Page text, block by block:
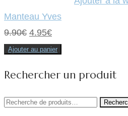
Manteau Yves
9.90€ Le
prix
était :
9.90€.
4.95€Le
prix
est :
4.95€.
Ajouter au panier
Rechercher un produit
Recherche